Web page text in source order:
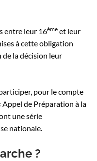
entre leur 16ème et leur
à cette obligation
la décision leur
pour le compte
Appel de Préparation à la
une série
nationale.
?